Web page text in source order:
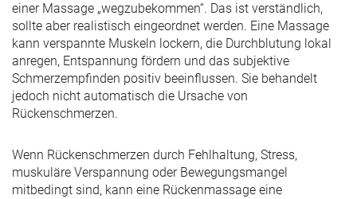
einer Massage „wegzubekommen“. Das ist verständlich,
sollte aber realistisch eingeordnet werden. Eine Massage
kann verspannte Muskeln lockern, die Durchblutung lokal
anregen, Entspannung fördern und das subjektive
Schmerzempfinden positiv beeinflussen. Sie behandelt
jedoch nicht automatisch die Ursache von
Rückenschmerzen.
Wenn Rückenschmerzen durch Fehlhaltung, Stress,
muskuläre Verspannung oder Bewegungsmangel
mitbedingt sind, kann eine Rückenmassage eine